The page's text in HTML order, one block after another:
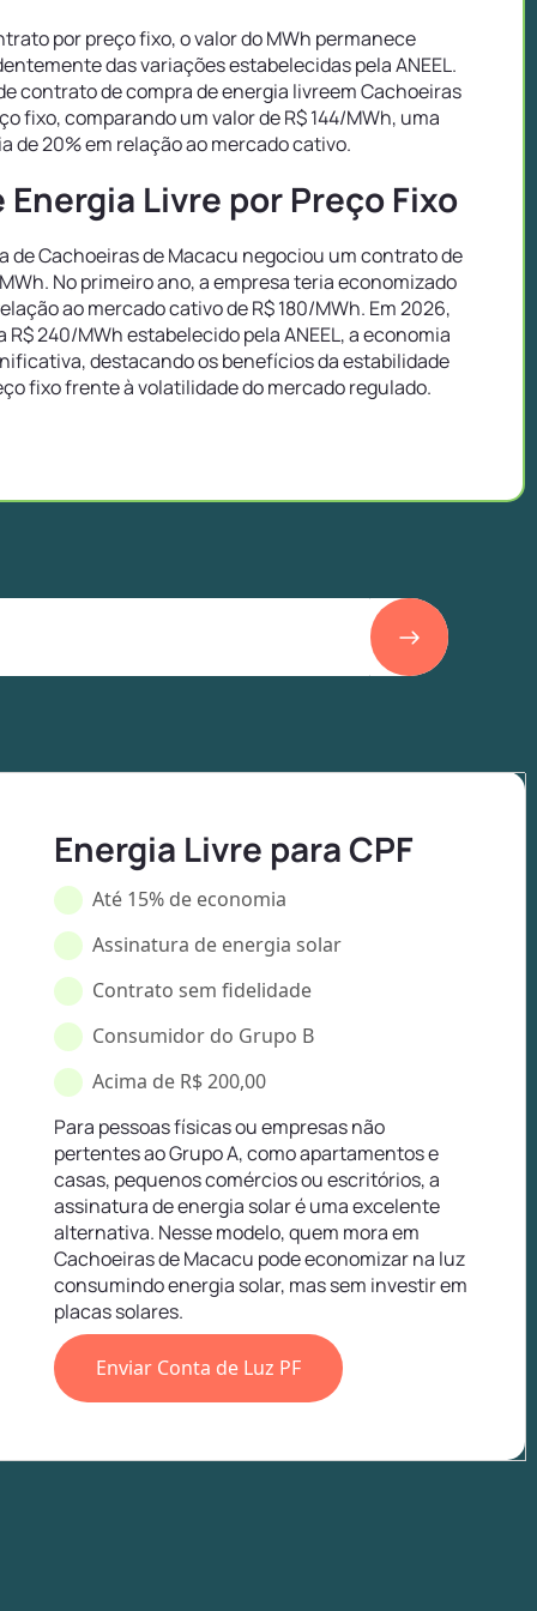
por preço fixo, o valor do MWh permanece
das variações estabelecidas pela ANEEL.
contrato de compra de energia livreem Cachoeiras
fixo, comparando um valor de R$ 144/MWh, uma
de 20% em relação ao mercado cativo.
Energia Livre por Preço Fixo
de Cachoeiras de Macacu negociou um contrato de
No primeiro ano, a empresa teria economizado
ao mercado cativo de R$ 180/MWh. Em 2026,
240/MWh estabelecido pela ANEEL, a economia
destacando os benefícios da estabilidade
fixo frente à volatilidade do mercado regulado.
Energia Livre para CPF
Até 15% de economia
Assinatura de energia solar
Contrato sem fidelidade
Consumidor do Grupo B
Acima de R$ 200,00
Para pessoas físicas ou empresas não
pertentes ao Grupo A, como apartamentos e
casas, pequenos comércios ou escritórios, a
assinatura de energia solar é uma excelente
alternativa. Nesse modelo, quem mora em
Cachoeiras de Macacu pode economizar na luz
consumindo energia solar, mas sem investir em
placas solares.
Enviar Conta de Luz PF